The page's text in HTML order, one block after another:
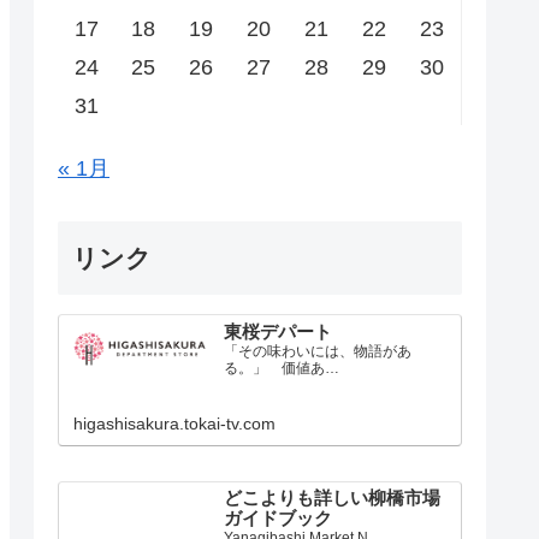
17
18 19 20 21 22
23
24
25 26 27 28 29
30
31
« 1月
リンク
東桜デパート
「その味わいには、物語があ
る。」 価値あ…
higashisakura.tokai-tv.com
どこよりも詳しい柳橋市場
ガイドブック